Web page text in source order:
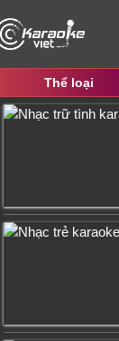
Thể loại